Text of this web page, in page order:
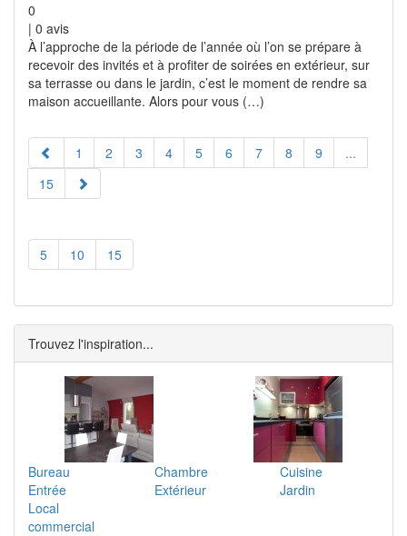
0
| 0 avis
À l’approche de la période de l’année où l’on se prépare à
recevoir des invités et à profiter de soirées en extérieur, sur
sa terrasse ou dans le jardin, c’est le moment de rendre sa
maison accueillante. Alors pour vous (…)
1 2 3 4 5 6 7 8 9
...
15
5 10 15
Trouvez l'inspiration...
Bureau Chambre
Cuisine
Entrée
Extérieur
Jardin
Local
commercial